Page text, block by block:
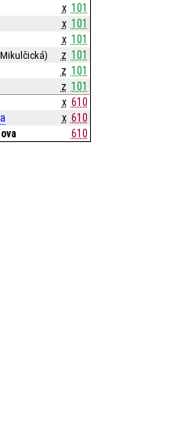
x 101
x 101
x 101
z 101
z 101
z 101
x 610
x 610
610